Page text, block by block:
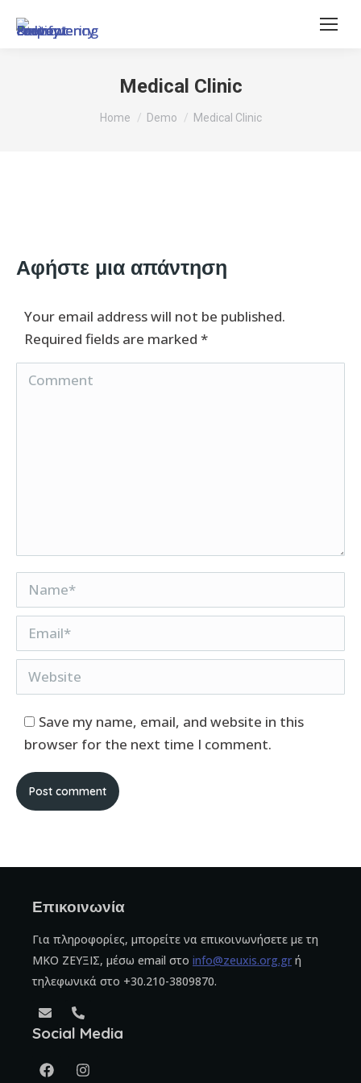
Medical Clinic
You are here:
Home Demo Medical Clinic
Αφήστε μια απάντηση
Your email address will not be published.
Required fields are marked *
Comment
Name *
Email *
Website
Save my name, email, and website in this
browser for the next time I comment.
Post comment
Επικοινωνία
Για πληροφορίες, μπορείτε να επικοινωνήσετε με τη
ΜΚΟ ΖΕΥΞΙΣ, μέσω email στο info@zeuxis.org.gr ή
τηλεφωνικά στο +30.210-3809870.
Social Media